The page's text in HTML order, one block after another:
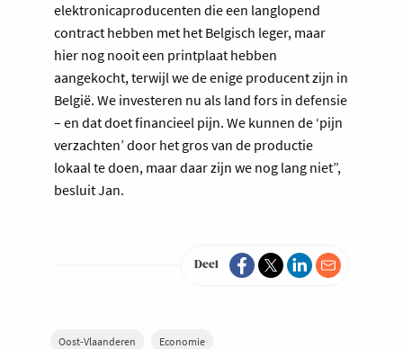
elektronicaproducenten die een langlopend
contract hebben met het Belgisch leger, maar
hier nog nooit een printplaat hebben
aangekocht, terwijl we de enige producent zijn in
België. We investeren nu als land fors in defensie
– en dat doet financieel pijn. We kunnen de ‘pijn
verzachten’ door het gros van de productie
lokaal te doen, maar daar zijn we nog lang niet”,
besluit Jan.
Deel
Oost-Vlaanderen Economie